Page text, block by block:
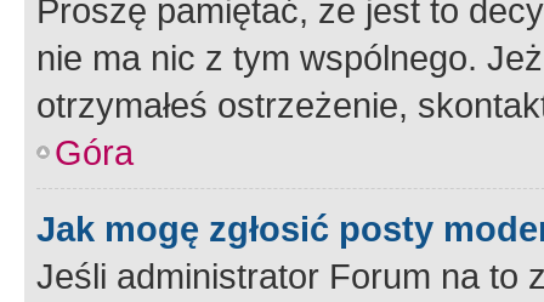
Proszę pamiętać, że jest to
nie ma nic z tym wspólnego.
otrzymałeś ostrzeżenie,
Góra
Jak mogę zgłosić posty
Jeśli administrator Forum na to